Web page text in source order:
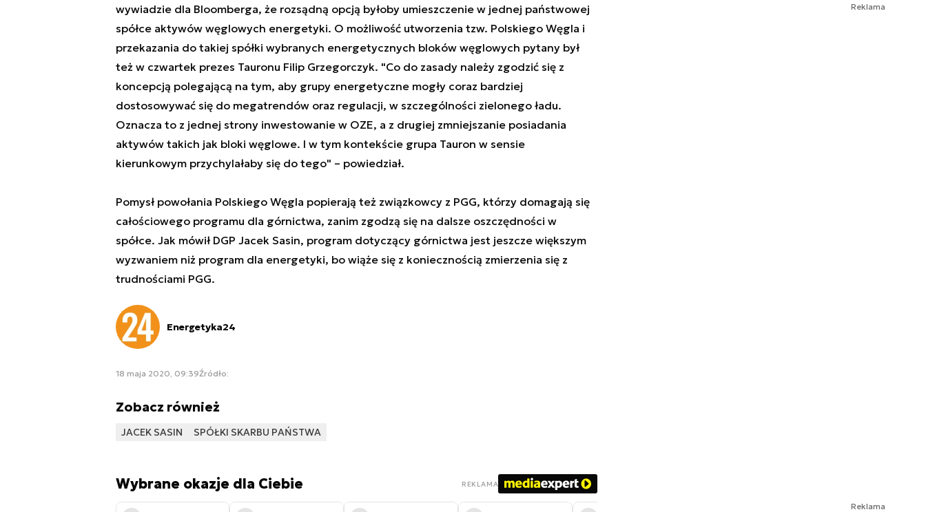
wywiadzie dla Bloomberga, że rozsądną opcją byłoby umieszczenie w jednej państwowej
spółce aktywów węglowych energetyki. O możliwość utworzenia tzw. Polskiego Węgla i
przekazania do takiej spółki wybranych energetycznych bloków węglowych pytany był
też w czwartek prezes Tauronu Filip Grzegorczyk. "Co do zasady należy zgodzić się z
koncepcją polegającą na tym, aby grupy energetyczne mogły coraz bardziej
dostosowywać się do megatrendów oraz regulacji, w szczególności zielonego ładu.
Oznacza to z jednej strony inwestowanie w OZE, a z drugiej zmniejszanie posiadania
aktywów takich jak bloki węglowe. I w tym kontekście grupa Tauron w sensie
kierunkowym przychylałaby się do tego" – powiedział.
Pomysł powołania Polskiego Węgla popierają też związkowcy z PGG, którzy domagają się
całościowego programu dla górnictwa, zanim zgodzą się na dalsze oszczędności w
spółce. Jak mówił DGP Jacek Sasin, program dotyczący górnictwa jest jeszcze większym
wyzwaniem niż program dla energetyki, bo wiąże się z koniecznością zmierzenia się z
trudnościami PGG.
Energetyka24
18 maja 2020, 09:39Źródło:
Zobacz również
JACEK SASIN SPÓŁKI SKARBU PAŃSTWA
Wybrane okazje dla Ciebie REKLAMA
Reklama
Reklama